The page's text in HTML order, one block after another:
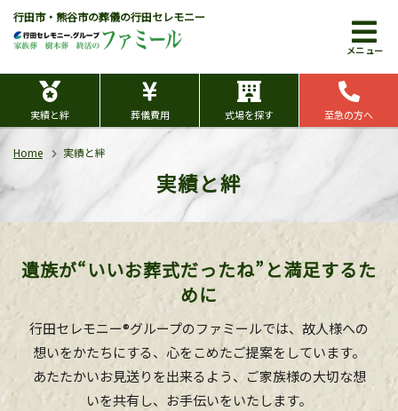
行田市・熊谷市の葬儀の行田セレモニー
メニュー
実績と絆 葬儀費用 式場を探す 至急の方へ
Home 実績と絆
実績と絆
遺族が“いいお葬式だったね”と満足するた
めに
行田セレモニー®グループのファミールでは、故人様への
想いをかたちにする、心をこめたご提案をしています。
あたたかいお見送りを出来るよう、ご家族様の大切な想
いを共有し、お手伝いをいたします。